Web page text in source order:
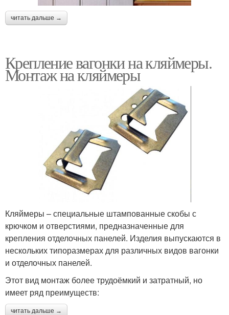
читать дальше →
Крепление вагонки на кляймеры.
Монтаж на кляймеры
Кляймеры – специальные штампованные скобы с
крючком и отверстиями, предназначенные для
крепления отделочных панелей. Изделия выпускаются в
нескольких типоразмерах для различных видов вагонки
и отделочных панелей.
Этот вид монтаж более трудоёмкий и затратный, но
имеет ряд преимуществ:
читать дальше →